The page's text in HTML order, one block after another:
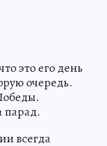
это его день
очередь.
парад.
всегда